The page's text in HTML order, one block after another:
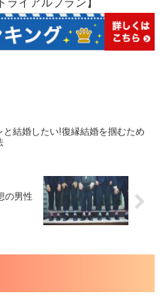
ライアルプラン】
と結婚したい!復縁結婚を掴むため
の男性